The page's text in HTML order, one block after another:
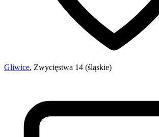
Gliwice, Zwycięstwa 14 (śląskie)